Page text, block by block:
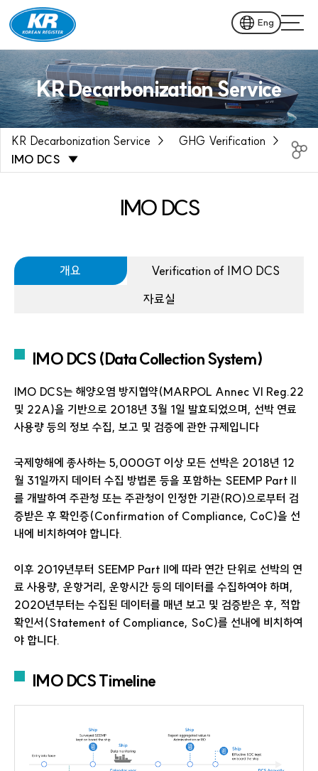
Eng
KR Decarbonization Service
KR Decarbonization Service
GHG Verification
IMO DCS
IMO DCS
개요
Verification of IMO DCS
자료실
IMO DCS (Data Collection System)
IMO DCS는 해양오염 방지협약(MARPOL Annec VI Reg.22
및 22A)을 기반으로 2018년 3월 1일 발효되었으며, 선박 연료
사용량 등의 정보 수집, 보고 및 검증에 관한 규제입니다
국제항해에 종사하는 5,000GT 이상 모든 선박은 2018년 12
월 31일까지 데이터 수집 방법론 등을 포함하는 SEEMP Part II
를 개발하여 주관청 또는 주관청이 인정한 기관(RO)으로부터 검
증받은 후 확인증(Confirmation of Compliance, CoC)을 선
내에 비치하여야 합니다.
이후 2019년부터 SEEMP Part II에 따라 연간 단위로 선박의 연
료 사용량, 운항거리, 운항시간 등의 데이터를 수집하여야 하며,
2020년부터는 수집된 데이터를 매년 보고 및 검증받은 후, 적합
확인서(Statement of Compliance, SoC)를 선내에 비치하여
야 합니다.
IMO DCS Timeline